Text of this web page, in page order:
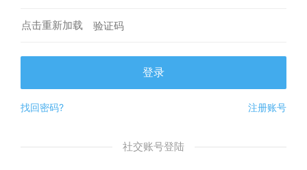
点击重新加载
登录
找回密码? 注册账号
社交账号登陆